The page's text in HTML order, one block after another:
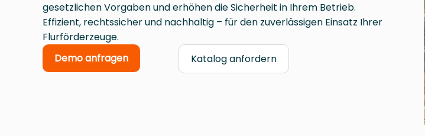
gesetzlichen Vorgaben und erhöhen die Sicherheit in Ihrem Betrieb.
Effizient, rechtssicher und nachhaltig – für den zuverlässigen Einsatz Ihrer
Flurförderzeuge.
Demo anfragen
Katalog anfordern